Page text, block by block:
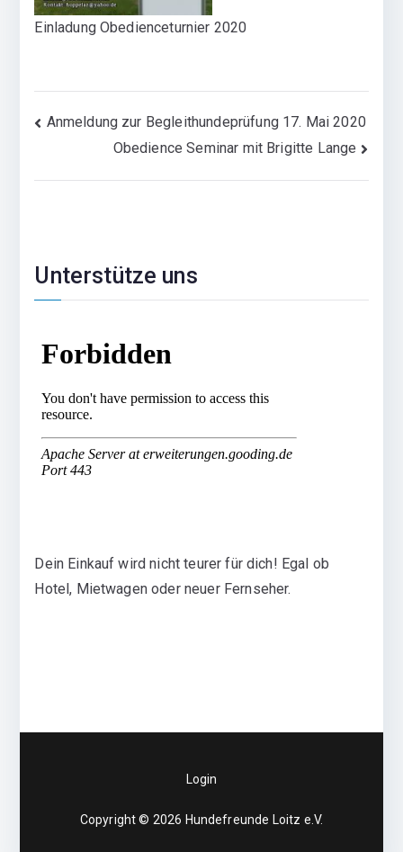
Einladung Obedienceturnier 2020
Beitragsnavigation
Anmeldung zur Begleithundeprüfung 17. Mai 2020
Obedience Seminar mit Brigitte Lange
Unterstütze uns
Dein Einkauf wird nicht teurer für dich! Egal ob
Hotel, Mietwagen oder neuer Fernseher.
Login
Copyright © 2026 Hundefreunde Loitz e.V.